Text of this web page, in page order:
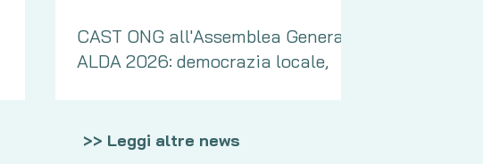
CAST ONG all'Assemblea Generale
ALDA 2026: democrazia locale,
>> Leggi altre news